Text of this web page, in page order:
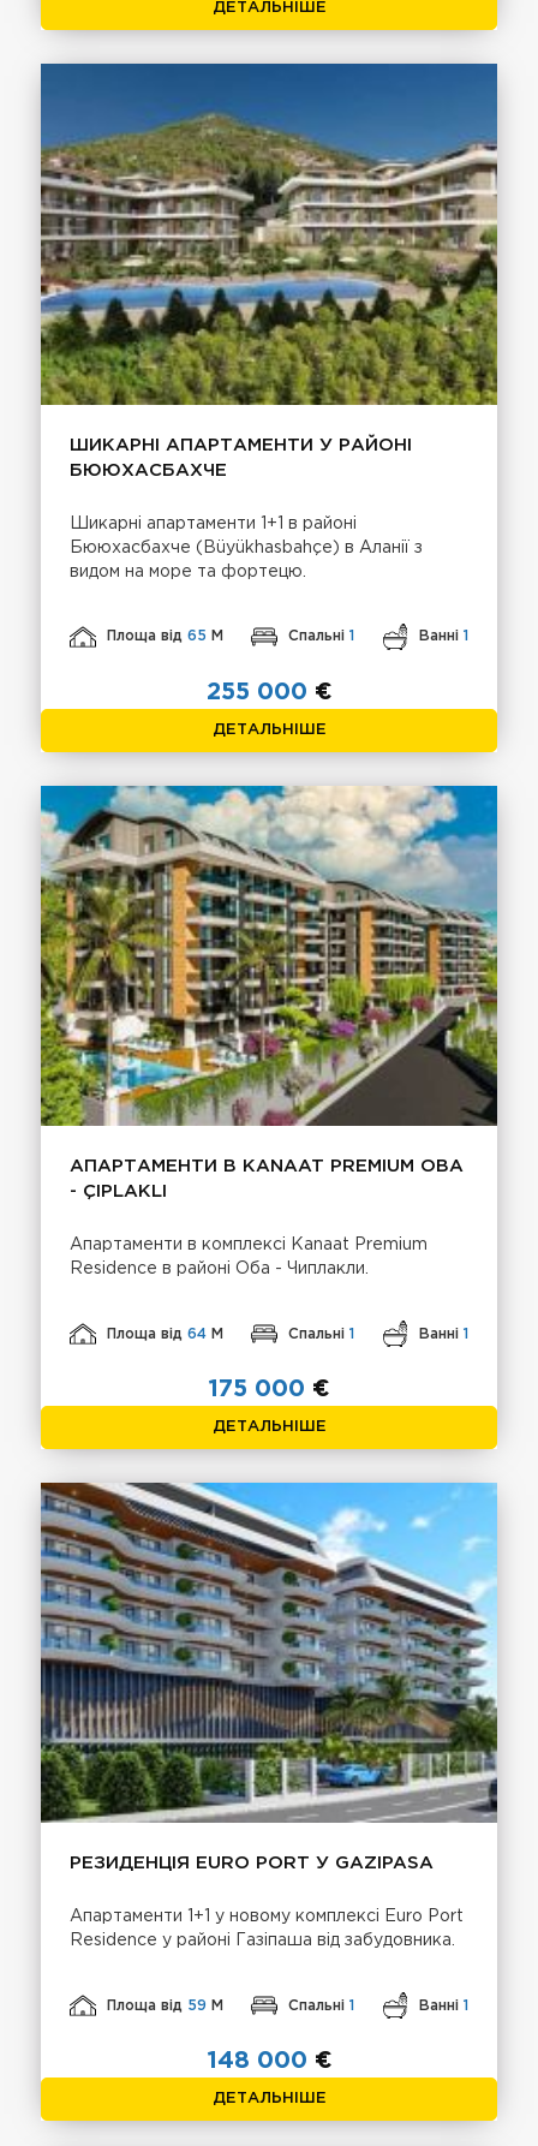
ДЕТАЛЬНІШЕ
ШИКАРНІ АПАРТАМЕНТИ У РАЙОНІ
БЮЮХАСБАХЧЕ
Шикарні апартаменти 1+1 в районі
Бююхасбахче (Büyükhasbahçe) в Аланії з
видом на море та фортецю.
Площа від65 М Спальні Ванні
255 000 €
ДЕТАЛЬНІШЕ
АПАРТАМЕНТИ В KANAAT PREMIUM OBA
- ÇIPLAKLI
Апартаменти в комплексі Kanaat Premium
Residence в районі Оба - Чиплакли.
Площа від64 М Спальні 1 Ванні 1
175 000 €
ДЕТАЛЬНІШЕ
РЕЗИДЕНЦІЯ EURO PORT У GAZIPASA
Апартаменти 1+1 у новому комплексі Euro Port
Residence у районі Газіпаша від забудовника.
Площа від 59 М Спальні 1 Ванні 1
148 000 €
ДЕТАЛЬНІШЕ